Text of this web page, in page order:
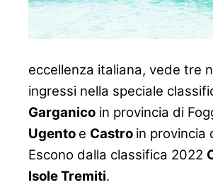
eccellenza italiana, vede tre
ingressi nella speciale
Garganico in provincia di
Ugento e Castro in provincia
Escono dalla classifica 2022
Isole Tremiti.